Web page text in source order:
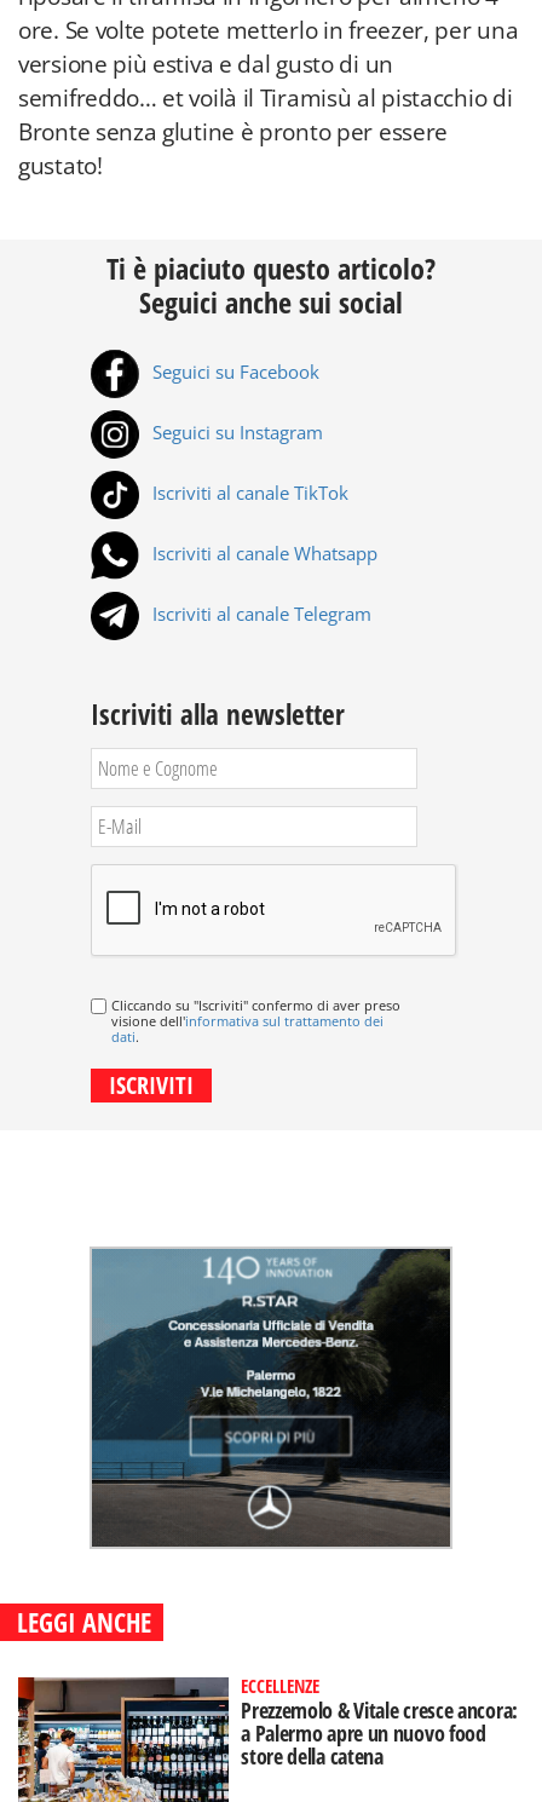
ore. Se volte potete metterlo in freezer, per una
versione più estiva e dal gusto di un
semifreddo… et voilà il Tiramisù al pistacchio di
Bronte senza glutine è pronto per essere
gustato!
Ti è piaciuto questo articolo?
Seguici anche sui social
Seguici su Facebook
Seguici su Instagram
Iscriviti al canale TikTok
Iscriviti al canale Whatsapp
Iscriviti al canale Telegram
Iscriviti alla newsletter
Cliccando su "Iscriviti" confermo di aver preso
visione dell'informativa sul trattamento dei
dati.
LEGGI ANCHE
ECCELLENZE
Prezzemolo & Vitale cresce ancora:
a Palermo apre un nuovo food
store della catena